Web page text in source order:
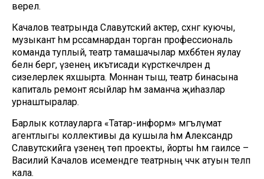
әверелә.
Качалов театрында Славутский актер, сәхнәгә куючы,
музыкант һәм рәссамнардан торган профессиональ
команда туплый, театр тамашачылар мәхәббәтен яулау
белән бергә, үзенең икътисади күрсәткечләрен дә
сизелерлек яхшырта. Моннан тыш, театр бинасына
капиталь ремонт ясыйлар һәм заманча җиһазлар
урнаштыралар.
Барлык котлауларга «Татар-информ» мәгълүмат
агентлыгы коллективы да кушыла һәм Александр
Славутскийга үзенең төп проекты, йорты һәм гаиләсе –
Василий Качалов исемендәге театрның чәчәк атуын теләп
кала.